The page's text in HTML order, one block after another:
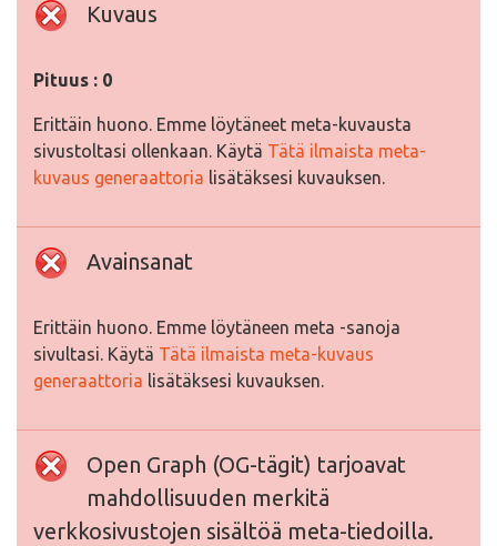
Kuvaus
Pituus : 0
Erittäin huono. Emme löytäneet meta-kuvausta
sivustoltasi ollenkaan. Käytä Tätä ilmaista meta-
kuvaus generaattoria lisätäksesi kuvauksen.
Avainsanat
Erittäin huono. Emme löytäneen meta -sanoja
sivultasi. Käytä Tätä ilmaista meta-kuvaus
generaattoria lisätäksesi kuvauksen.
Open Graph (OG-tägit) tarjoavat
mahdollisuuden merkitä
verkkosivustojen sisältöä meta-tiedoilla.